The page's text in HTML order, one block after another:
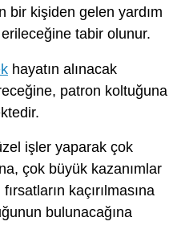
bir kişiden gelen yardım
tabir olunur.
hayatın alınacak
patron koltuğuna
işler yaparak çok
çok büyük kazanımlar
kaçırılmasına
bulunacağına